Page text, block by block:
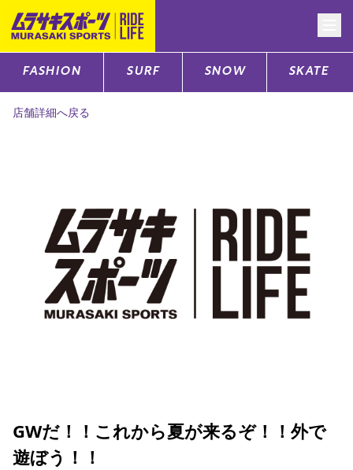
CATEGORY
スノーTOP
スケートTOP
アフターサポート
FASHION SURF SNOW SKATE
店舗詳細へ戻る
GWだ！！これから夏が来るぞ！！外で
遊ぼう！！